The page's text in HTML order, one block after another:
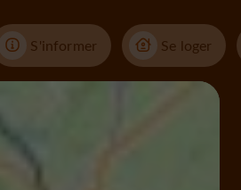
S'informer Se loger